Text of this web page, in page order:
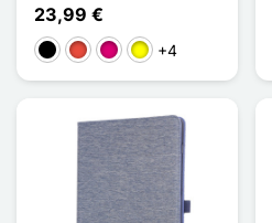
23,99 €
Schwarz
Rot Magenta
Gelb+4